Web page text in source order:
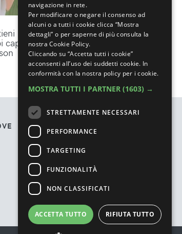
lo styling perfetto per i
capelli con gli accessori
TOS
Privacy Policy
Termini e Condizioni
Cookie Policy
Ads Disclosure
navigazione in rete.
Per modificare o negare il consenso ad
alcuni o a tutti i cookie clicca “Mostra
dettagli” o per saperne di più consulta la
nostra Cookie Policy.
Cliccando su “Accetta tutti i cookie”
acconsenti all’uso dei suddetti cookie. In
conformità con la nostra policy per i cookie.
MOSTRA TUTTI I PARTNER (1603) →
STRETTAMENTE NECESSARI
PERFORMANCE
TARGETING
FUNZIONALITÀ
NON CLASSIFICATI
ACCETTA TUTTO RIFIUTA TUTTO